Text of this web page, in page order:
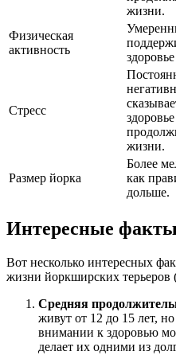
жизни.
Физическая
активность
Стресс
жизни.
Размер йорка
Более
как
дольше.
Интересные факты
Вот несколько интересных
жизни йоркширских
Средняя
живут от 12 до 15 лет,
внимании к здоровью
делает их одними из